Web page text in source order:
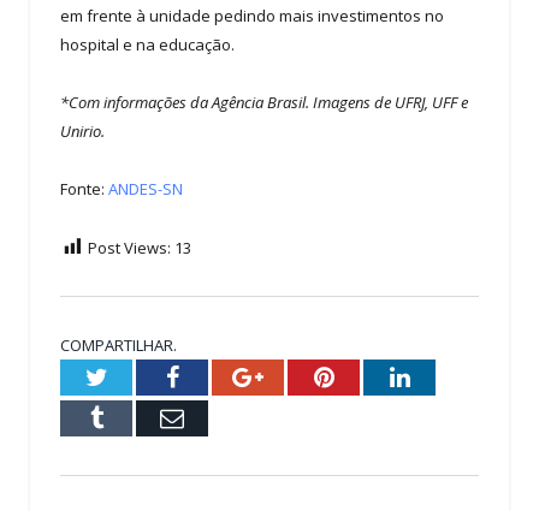
em frente à unidade pedindo mais investimentos no
hospital e na educação.
*Com informações da Agência Brasil. Imagens de UFRJ, UFF e
Unirio.
Fonte: ANDES-SN
Post Views: 13
COMPARTILHAR.
TwitterFacebookGoogle+PinterestLinkedIn
Tumblr Email